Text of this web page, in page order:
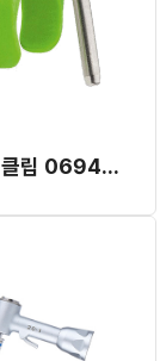
스프레이클립 06948400 (Green)